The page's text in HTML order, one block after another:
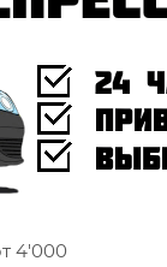
4'000